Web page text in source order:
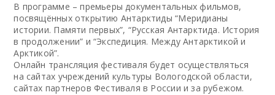
В программе – премьеры документальных фильмов,
посвящённых открытию Антарктиды “Меридианы
истории. Памяти первых”, “Русская Антарктида. История
в продолжении” и “Экспедиция. Между Антарктикой и
Арктикой”.
Онлайн трансляция фестиваля будет осуществляться
на сайтах учреждений культуры Вологодской области,
сайтах партнеров Фестиваля в России и за рубежом.